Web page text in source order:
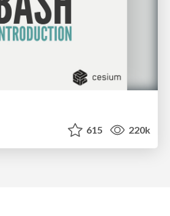
615 220k